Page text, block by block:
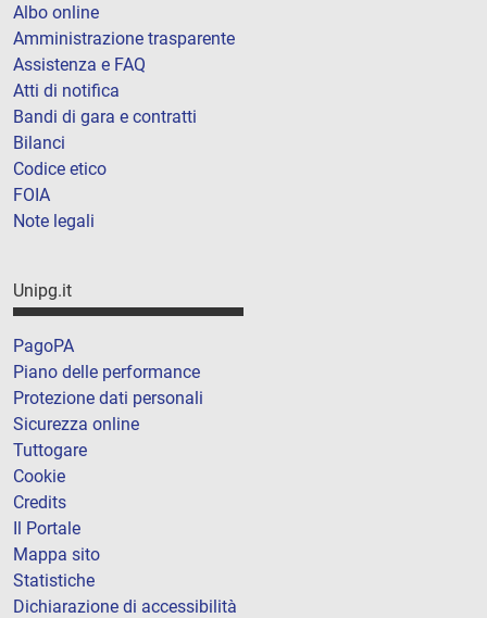
Albo online
Amministrazione trasparente
Assistenza e FAQ
Atti di notifica
Bandi di gara e contratti
Bilanci
Codice etico
FOIA
Note legali
Unipg.it
PagoPA
Piano delle performance
Protezione dati personali
Sicurezza online
Tuttogare
Cookie
Credits
Il Portale
Mappa sito
Statistiche
Dichiarazione di accessibilità